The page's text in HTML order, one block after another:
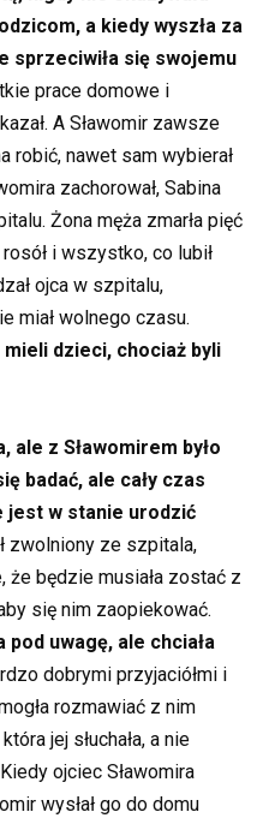
a kiedy wyszła za
sprzeciwiła się swojemu
prace domowe i
A Sławomir zawsze
robić, nawet sam wybierał
zachorował, Sabina
Żona męża zmarła pięć
i wszystko, co lubił
ojca w szpitalu,
miał wolnego czasu.
mieli dzieci, chociaż byli
ale z Sławomirem było
badać, ale cały czas
jest w stanie urodzić
zwolniony ze szpitala,
że będzie musiała zostać z
się nim zaopiekować.
pod uwagę, ale chciała
dobrymi przyjaciółmi i
rozmawiać z nim
jej słuchała, a nie
ojciec Sławomira
wysłał go do domu